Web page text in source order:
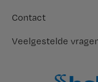
Contact
Veelgestelde